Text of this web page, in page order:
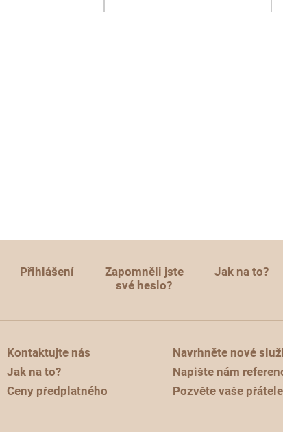
Přihlášení
Zapomněli jste
své heslo?
Jak na to?
Kontaktujte nás
Jak na to?
Ceny předplatného
Navrhněte nové
Napište nám
Pozvěte vaše přátele